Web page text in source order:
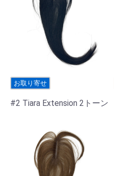
お取り寄せ
#2 Tiara Extension 2トーン